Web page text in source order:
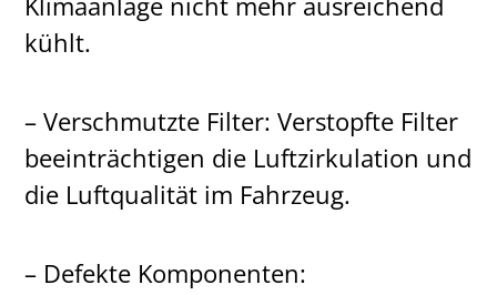
kühlt.
– Verschmutzte Filter: Verstopfte Filter
beeinträchtigen die Luftzirkulation und
die Luftqualität im Fahrzeug.
– Defekte Komponenten: